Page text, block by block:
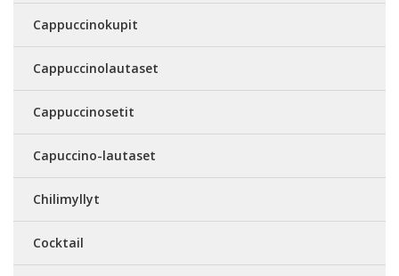
Cappuccinokupit
Cappuccinolautaset
Cappuccinosetit
Capuccino-lautaset
Chilimyllyt
Cocktail